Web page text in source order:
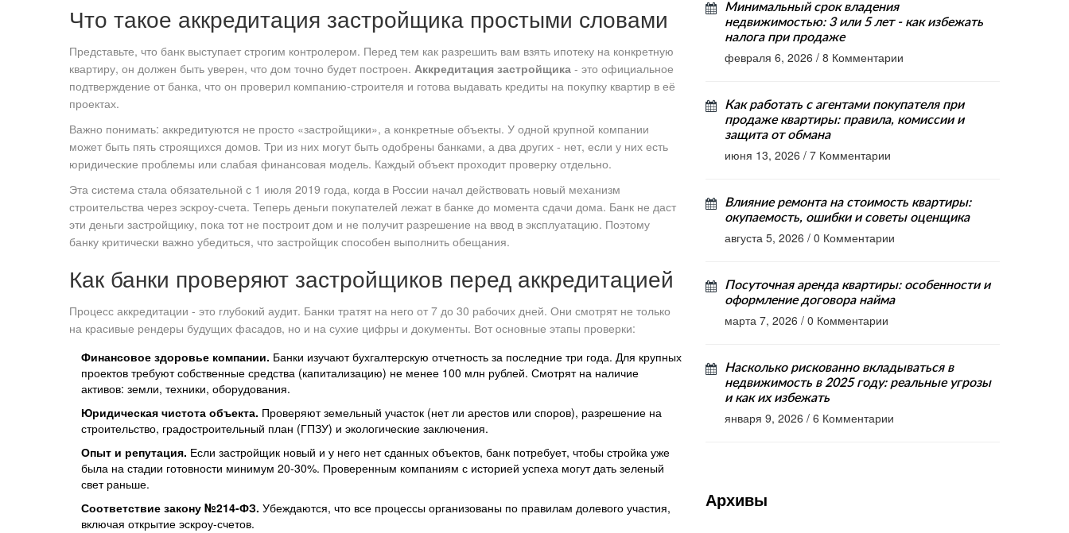
Что такое аккредитация застройщика простыми словами
Представьте, что банк выступает строгим контролером. Перед тем как разрешить вам взять ипотеку на конкретную
квартиру, он должен быть уверен, что дом точно будет построен. Аккредитация застройщика - это официальное
подтверждение от банка, что он проверил компанию-строителя и готова выдавать кредиты на покупку квартир в её
проектах.
Важно понимать: аккредитуются не просто «застройщики», а конкретные объекты. У одной крупной компании
может быть пять строящихся домов. Три из них могут быть одобрены банками, а два других - нет, если у них есть
юридические проблемы или слабая финансовая модель. Каждый объект проходит проверку отдельно.
Эта система стала обязательной с 1 июля 2019 года, когда в России начал действовать новый механизм
строительства через эскроу-счета. Теперь деньги покупателей лежат в банке до момента сдачи дома. Банк не даст
эти деньги застройщику, пока тот не построит дом и не получит разрешение на ввод в эксплуатацию. Поэтому
банку критически важно убедиться, что застройщик способен выполнить обещания.
Как банки проверяют застройщиков перед аккредитацией
Процесс аккредитации - это глубокий аудит. Банки тратят на него от 7 до 30 рабочих дней. Они смотрят не только
на красивые рендеры будущих фасадов, но и на сухие цифры и документы. Вот основные этапы проверки:
Финансовое здоровье компании. Банки изучают бухгалтерскую отчетность за последние три года. Для крупных
проектов требуют собственные средства (капитализацию) не менее 100 млн рублей. Смотрят на наличие
активов: земли, техники, оборудования.
Юридическая чистота объекта. Проверяют земельный участок (нет ли арестов или споров), разрешение на
строительство, градостроительный план (ГПЗУ) и экологические заключения.
Опыт и репутация. Если застройщик новый и у него нет сданных объектов, банк потребует, чтобы стройка уже
была на стадии готовности минимум 20-30%. Проверенным компаниям с историей успеха могут дать зеленый
свет раньше.
Соответствие закону №214-ФЗ. Убеждаются, что все процессы организованы по правилам долевого участия,
включая открытие эскроу-счетов.
Минимальный срок владения
недвижимостью: 3 или 5 лет - как избежать
налога при продаже
февраля 6, 2026 / 8 Комментарии
Как работать с агентами покупателя при
продаже квартиры: правила, комиссии и
защита от обмана
июня 13, 2026 / 7 Комментарии
Влияние ремонта на стоимость квартиры:
окупаемость, ошибки и советы оценщика
августа 5, 2026 / 0 Комментарии
Посуточная аренда квартиры: особенности и
оформление договора найма
марта 7, 2026 / 0 Комментарии
Насколько рискованно вкладываться в
недвижимость в 2025 году: реальные угрозы
и как их избежать
января 9, 2026 / 6 Комментарии
Архивы